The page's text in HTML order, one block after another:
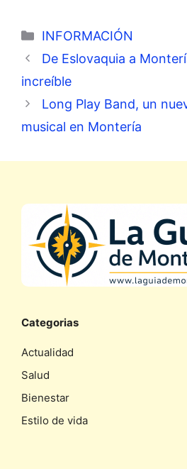
Categorías
INFORMACIÓN
De Eslovaquia a
increíble
Long Play Band, un
musical en Montería
Categorias
Actualidad
Salud
Bienestar
Estilo de vida